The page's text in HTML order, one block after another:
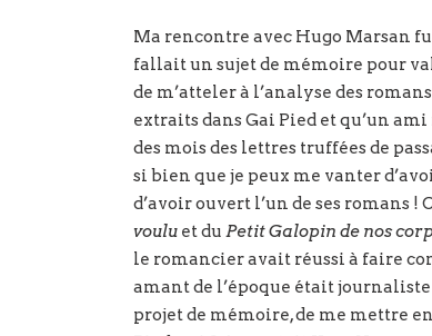
Ma rencontre avec Hugo Marsan
fallait un sujet de mémoire pour
de m’atteler à l’analyse des
extraits dans Gai Pied et qu’un
des mois des lettres truffées de
si bien que je peux me vanter
d’avoir ouvert l’un de ses romans !
vouluet du Petit Galopin de nos
le romancier avait réussi à faire
amant de l’époque était
projet de mémoire, de me mettre